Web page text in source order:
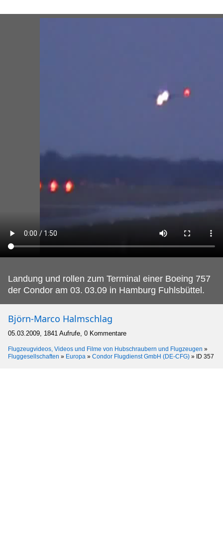
Landung und rollen zum Terminal einer Boeing 757
der Condor am 03. 03.09 in Hamburg Fuhlsbüttel.
Björn-Marco Halmschlag
05.03.2009, 1841 Aufrufe, 0 Kommentare
Flugzeugvideos, Videos und Filme von Hubschraubern und Flugzeugen »
Fluggesellschaften » Europa » Condor Flugdienst GmbH (DE-CFG) » ID 357